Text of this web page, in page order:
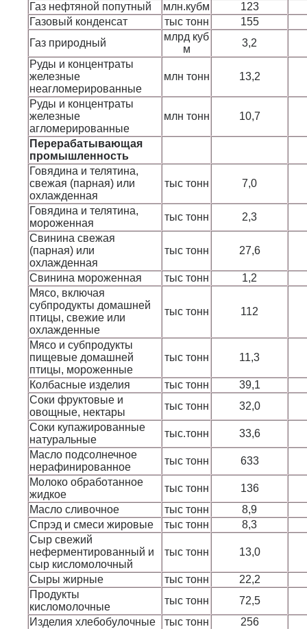
Газ нефтяной попутный
млн.кубм
123
Газовый конденсат
тыс тонн
155
Газ природный
млрд куб
м
3,2
Руды и концентраты
железные
неагломерированные
млн тонн 13,2
Руды и концентраты
железные
агломерированные
млн тонн 10,7
Перерабатывающая
промышленность
Говядина и телятина,
свежая (парная) или
охлажденная
тыс тонн 7,0
Говядина и телятина,
мороженная
тыс тонн
2,3
Свинина свежая
(парная) или
охлажденная
тыс тонн 27,6
Свинина мороженная тыс тонн
1,2
Мясо, включая
субпродукты домашней
птицы, свежие или
охлажденные
тыс тонн 112
Мясо и субпродукты
пищевые домашней
птицы, мороженные
тыс тонн 11,3
Колбасные изделия тыс тонн
39,1
Соки фруктовые и
овощные, нектары
тыс тонн
32,0
Соки купажированные
натуральные
тыс.тонн
33,6
Масло подсолнечное
нерафинированное
тыс тонн
633
Молоко обработанное
жидкое
тыс тонн
136
Масло сливочное
тыс тонн
8,9
Спрэд и смеси жировые
тыс тонн
8,3
Сыр свежий
неферментированный и
сыр кисломолочный
тыс тонн 13,0
Сыры жирные тыс тонн
22,2
Продукты
кисломолочные
тыс тонн
72,5
Изделия хлебобулочные
тыс тонн
256